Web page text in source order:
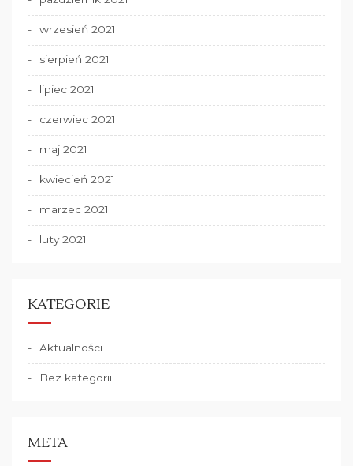
wrzesień 2021
sierpień 2021
lipiec 2021
czerwiec 2021
maj 2021
kwiecień 2021
marzec 2021
luty 2021
KATEGORIE
Aktualności
Bez kategorii
META